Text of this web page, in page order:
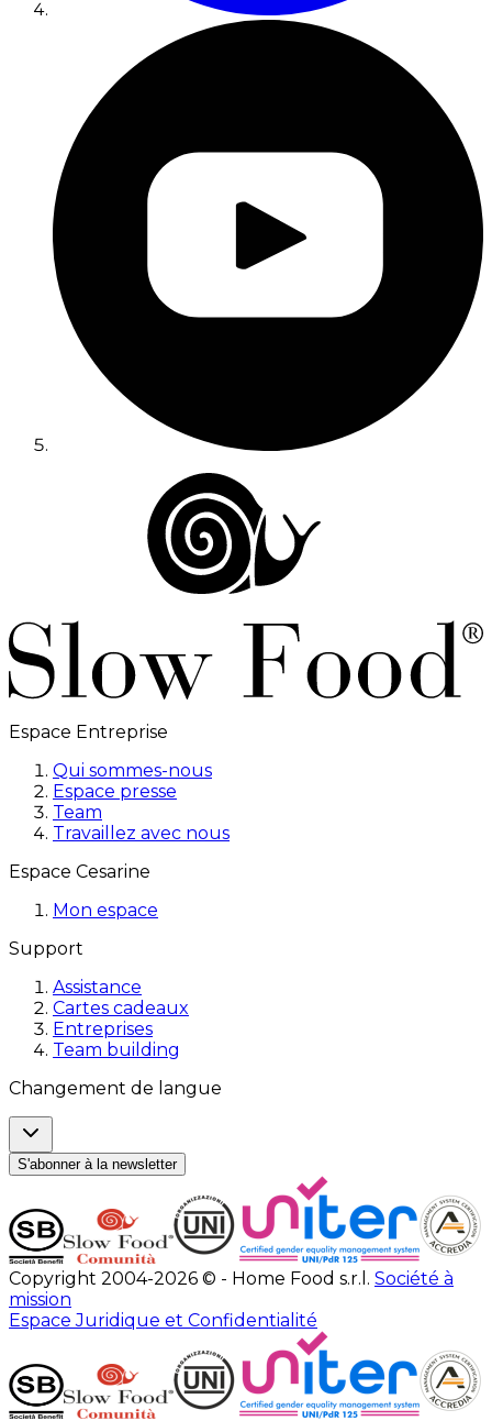
Espace Entreprise
Qui sommes-nous
Espace presse
Team
Travaillez avec nous
Espace Cesarine
Mon espace
Support
Assistance
Cartes cadeaux
Entreprises
Team building
Changement de langue
S'abonner à la newsletter
Copyright 2004-2026 © - Home Food s.r.l. Société à
mission
Espace Juridique et Confidentialité